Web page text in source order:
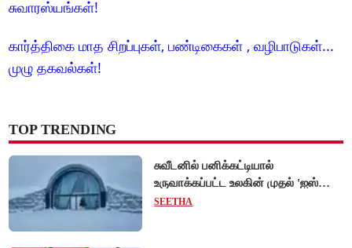
சுவாரஸ்யங்கள்!
கார்த்திகை மாத சிறப்புகள், பண்டிகைகள் , வழிபாடுகள்...
முழு தகவல்கள்!
TOP TRENDING
சுவீடனில் பனிக்கட்டியால்
உருவாக்கப்பட்ட உலகின் முதல் 'ஐஸ்
ஓட்டல்'!
SEETHA